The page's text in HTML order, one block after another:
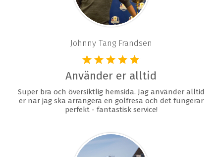
Johnny Tang Frandsen
Använder er alltid
Super bra och översiktlig hemsida. Jag använder alltid
er när jag ska arrangera en golfresa och det fungerar
perfekt - fantastisk service!